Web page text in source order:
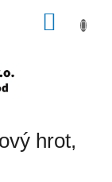
hrot,